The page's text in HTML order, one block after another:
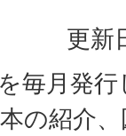
更新
毎月発
の紹介